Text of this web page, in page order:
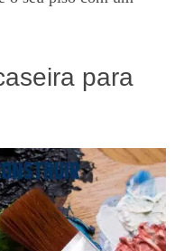
para